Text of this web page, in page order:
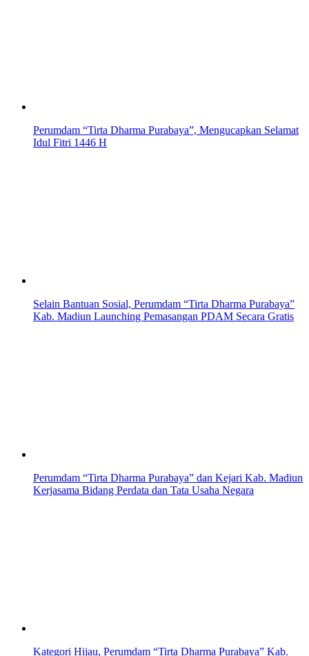
Perumdam “Tirta Dharma Purabaya”, Mengucapkan Selamat
Idul Fitri 1446 H
Selain Bantuan Sosial, Perumdam “Tirta Dharma Purabaya”
Kab. Madiun Launching Pemasangan PDAM Secara Gratis
Perumdam “Tirta Dharma Purabaya” dan Kejari Kab. Madiun
Kerjasama Bidang Perdata dan Tata Usaha Negara
Kategori Hijau, Perumdam “Tirta Dharma Purabaya” Kab.